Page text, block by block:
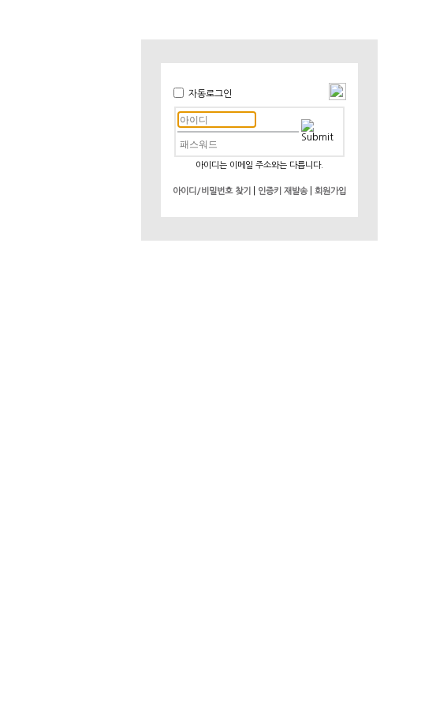
자동로그인
아이디는 이메일 주소와는 다릅니다.
아이디/비밀번호 찾기 인증키 재발송| 회원가입